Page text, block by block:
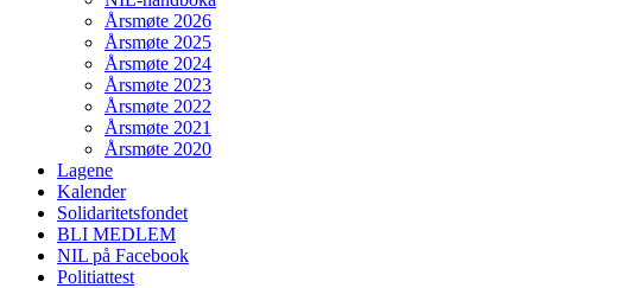
Årsmøte 2026
Årsmøte 2025
Årsmøte 2024
Årsmøte 2023
Årsmøte 2022
Årsmøte 2021
Årsmøte 2020
Lagene
Kalender
Solidaritetsfondet
BLI MEDLEM
NIL på Facebook
Politiattest